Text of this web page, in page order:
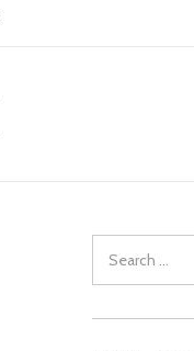
for: